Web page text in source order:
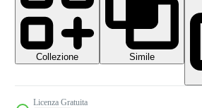
Collezione
Simile
Licenza Gratuita